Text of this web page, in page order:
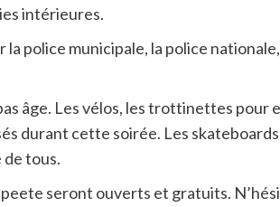
intérieures.
police municipale, la police
âge. Les vélos, les trottinettes pour
durant cette soirée. Les
tous.
seront ouverts et gratuits.